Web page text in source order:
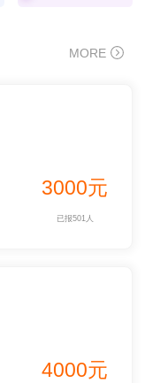
MORE
3000元
已报501人
4000元